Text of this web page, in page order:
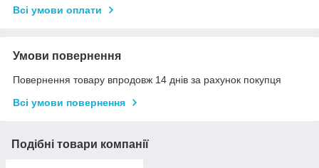
Всі умови оплати
Умови повернення
Повернення товару впродовж 14 днів за рахунок покупця
Всі умови повернення
Подібні товари компанії